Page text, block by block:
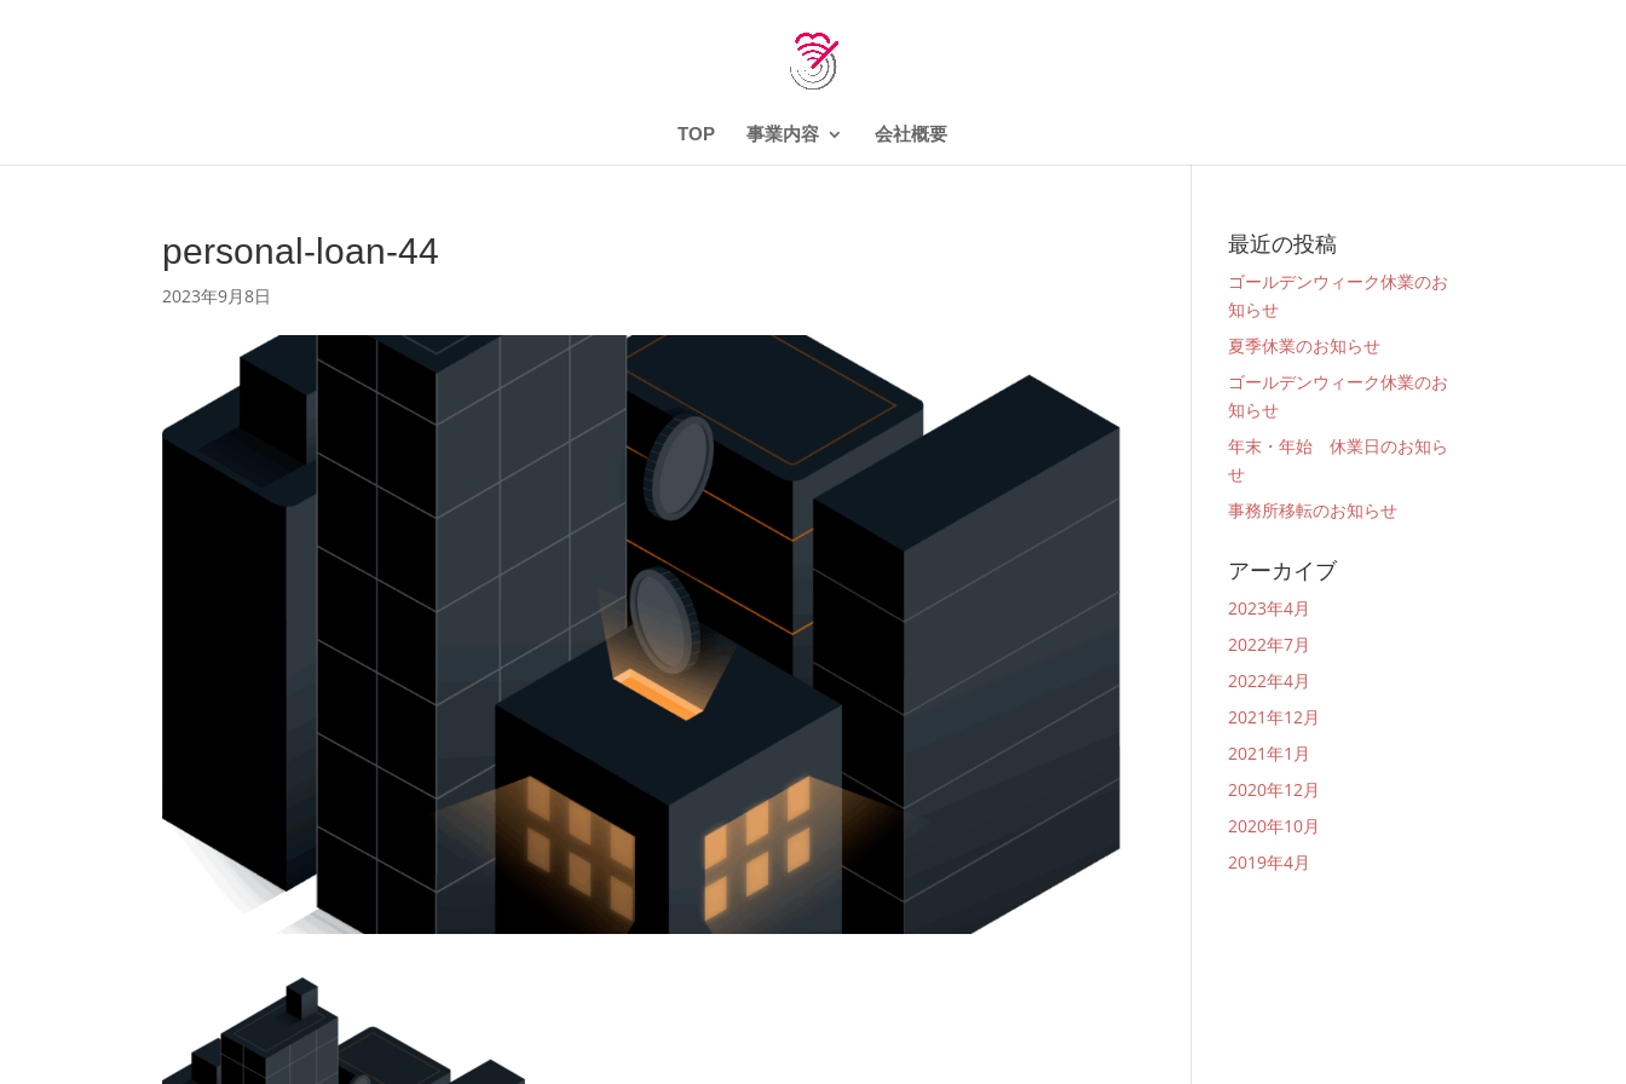
TOP 事業内容 会社概要
personal-loan-44
2023年9月8日
最近の投稿
ゴールデンウィーク休業のお
知らせ
夏季休業のお知らせ
ゴールデンウィーク休業のお
知らせ
年末・年始 休業日のお知ら
せ
事務所移転のお知らせ
アーカイブ
2023年4月
2022年7月
2022年4月
2021年12月
2021年1月
2020年12月
2020年10月
2019年4月